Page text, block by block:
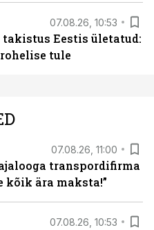
07.08.26, 10:53
Eestis ületatud:
tule
07.08.26, 11:00
transpordifirma
kõik ära maksta!”
07.08.26, 10:53